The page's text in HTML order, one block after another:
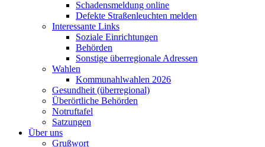
Schadensmeldung online
Defekte Straßenleuchten melden
Interessante Links
Soziale Einrichtungen
Behörden
Sonstige überregionale Adressen
Wahlen
Kommunahlwahlen 2026
Gesundheit (überregional)
Überörtliche Behörden
Notruftafel
Satzungen
Über uns
Grußwort